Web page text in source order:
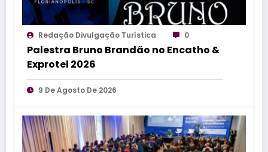
Redação Divulgação Turística 0
Palestra Bruno Brandão no Encatho &
Exprotel 2026
9 De Agosto De 2026